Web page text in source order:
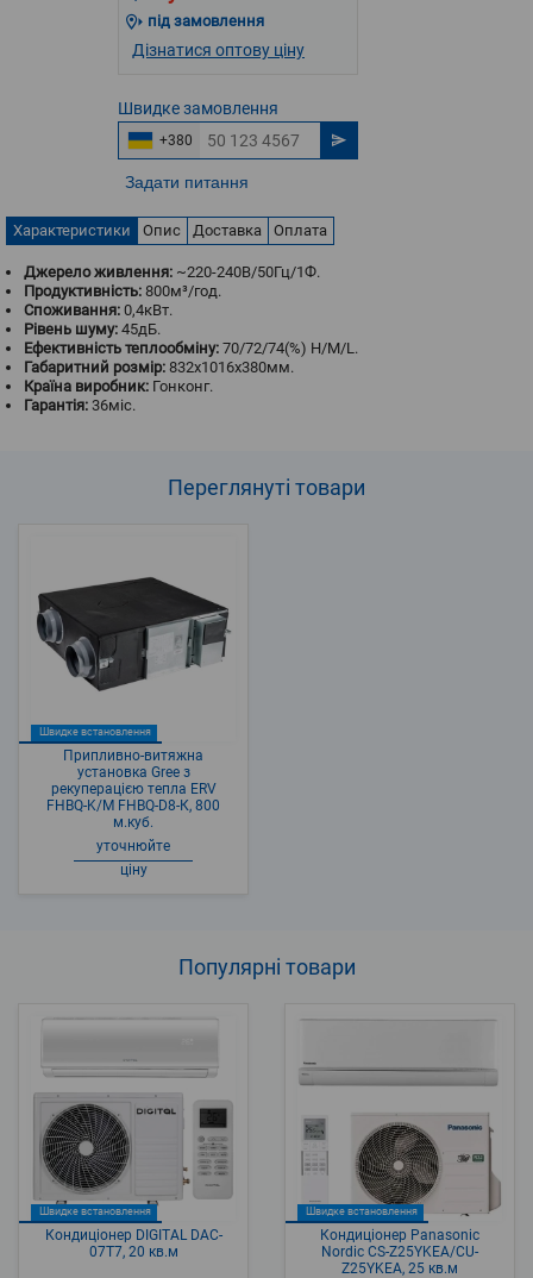
під замовлення
Дізнатися оптову ціну
Швидкезамовлення
+380
Задати питання
Характеристики Опис Доставка Оплата
Джерело живлення: ~220-240В/50Гц/1Ф.
Продуктивність: 800м³/год.
Споживання: 0,4кВт.
Рівень шуму: 45дБ.
Ефективність теплообміну: 70/72/74(%) H/M/L.
Габаритний розмір: 832x1016x380мм.
Країна виробник: Гонконг.
Гарантія: 36міс.
Переглянуті товари
Швидке встановлення
Припливно-витяжна
установка Gree з
рекуперацією тепла ERV
FHBQ-K/M FHBQ-D8-К, 800
м.куб.
уточнюйте
ціну
Популярні товари
Швидке встановлення
Кондиціонер DIGITAL DAC-
07T7, 20 кв.м
Швидке встановлення
Кондиціонер Panasonic
Nordic CS-Z25YKEA/CU-
Z25YKEA, 25 кв.м